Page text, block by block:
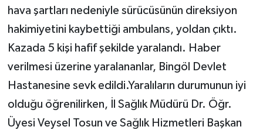
hava şartları nedeniyle sürücüsünün direksiyon
hakimiyetini kaybettiği ambulans, yoldan çıktı.
Kazada 5 kişi hafif şekilde yaralandı. Haber
verilmesi üzerine yaralananlar, Bingöl Devlet
Hastanesine sevk edildi.Yaralıların durumunun iyi
olduğu öğrenilirken, İl Sağlık Müdürü Dr. Öğr.
Üyesi Veysel Tosun ve Sağlık Hizmetleri Başkan